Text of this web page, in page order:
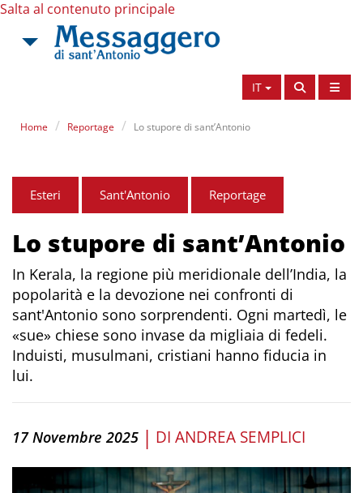
Salta al contenuto principale
IT
Home Reportage Lo stupore di sant’Antonio
Esteri Sant'Antonio Reportage
Lo stupore di sant’Antonio
In Kerala, la regione più meridionale dell’India, la
popolarità e la devozione nei confronti di
sant'Antonio sono sorprendenti. Ogni martedì, le
«sue» chiese sono invase da migliaia di fedeli.
Induisti, musulmani, cristiani hanno fiducia in
lui.
17 Novembre 2025 | DI ANDREA SEMPLICI